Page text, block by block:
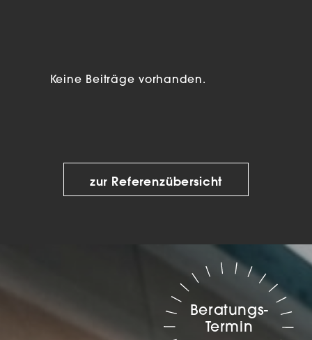
Keine Beiträge vorhanden.
zur Referenzübersicht
Beratungs-
Termin